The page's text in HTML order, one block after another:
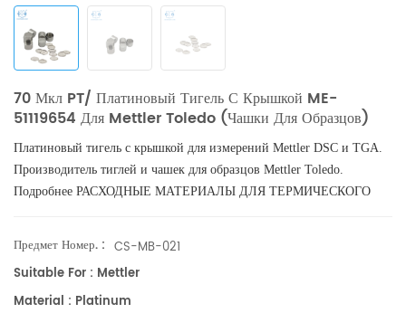
70 Мкл PT/ Платиновый Тигель С Крышкой ME-
51119654 Для Mettler Toledo (чашки Для Образцов)
Платиновый тигель с крышкой для измерений Mettler DSC и TGA.
Производитель тиглей и чашек для образцов Mettler Toledo.
Подробнее РАСХОДНЫЕ МАТЕРИАЛЫ ДЛЯ ТЕРМИЧЕСКОГО
Предмет Номер. : CS-MB-021
Suitable For : Mettler
Material : Platinum